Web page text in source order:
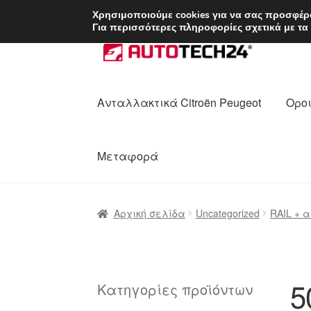
ΑΠΟΣΤΟΛΗ από 7
Απευθείας
μετάβαση
πλοήγηση
Μετάβαση
σε
Ανταλλακτικά Citroën Peugeot
Μεταφορά
Αρχική σελίδα Uncategorized RAIL +
Κατηγορίες προϊόντων
Χρησιμοποιούμε cookies για να σας
Για περισσότερες πληροφορίες σχετικά με